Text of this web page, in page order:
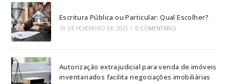
Escritura Pública ou Particular: Qual Escolher?
19 DE FEVEREIRO DE 2025 / 0 COMENTÁRIO
Autorização extrajudicial para venda de imóveis
inventariados facilita negociações imobiliárias